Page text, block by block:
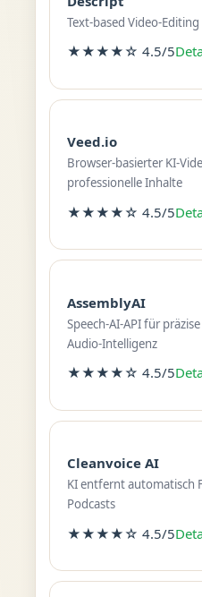
Text-based Video-
★★★★☆ 4.5/5
Veed.io
Browser-basierter KI-
professionelle Inhalte
★★★★☆ 4.5/5
AssemblyAI
Speech-AI-API für
Audio-Intelligenz
★★★★☆ 4.5/5
Cleanvoice AI
KI entfernt automatisch
Podcasts
★★★★☆ 4.5/5